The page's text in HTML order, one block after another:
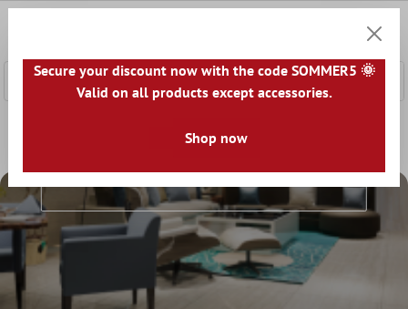
Kakel per rum
Pool Kakel
Secure your discount now with the code SOMMER5 🌞
Valid on all products except accessories.
Shop now